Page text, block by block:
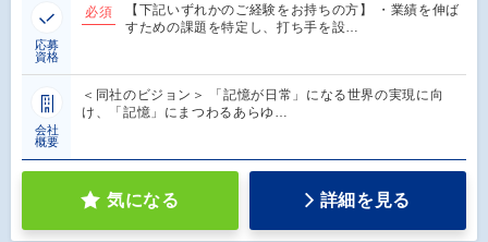
応募
資格
必須
【下記いずれかのご経験をお持ちの方】 ・業績を伸ば
すための課題を特定し、打ち手を設…
会社
概要
＜同社のビジョン＞ 「記憶が日常」になる世界の実現に向
け、「記憶」にまつわるあらゆ…
気になる 詳細を見る